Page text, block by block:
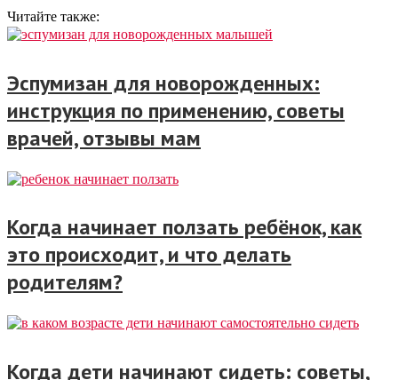
Читайте также:
Эспумизан для новорожденных:
инструкция по применению, советы
врачей, отзывы мам
Когда начинает ползать ребёнок, как
это происходит, и что делать
родителям?
Когда дети начинают сидеть: советы,